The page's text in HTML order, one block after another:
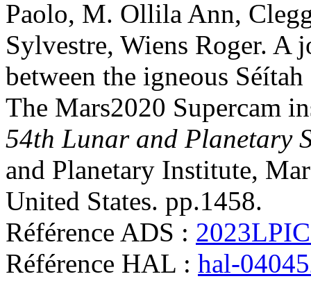
Paolo, M. Ollila Ann,
Sylvestre, Wiens Roger. A
between the igneous
The Mars2020 Supercam
54th Lunar and Planetary
and Planetary Institute,
United States. pp.1458.
Référence ADS :
Référence HAL : hal-